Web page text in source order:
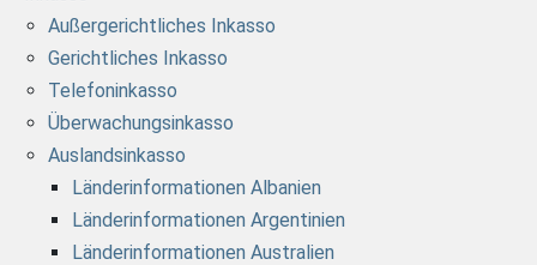
Außergerichtliches Inkasso
Gerichtliches Inkasso
Telefoninkasso
Überwachungsinkasso
Auslandsinkasso
Länderinformationen Albanien
Länderinformationen Argentinien
Länderinformationen Australien